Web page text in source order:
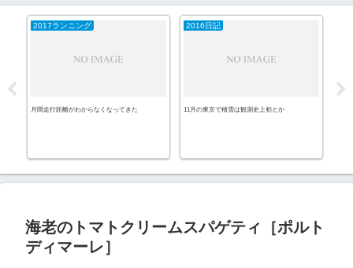
2017ランニング
月間走行距離がわからなくなってきた
2016日記
11月の東京で積雪は観測史上初とか
海老のトマトクリームスパゲティ［ポルト
ディマーレ］